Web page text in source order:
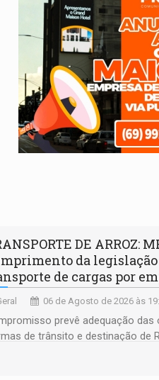
DE ARROZ:
da legislação
de cargas por
06 de Agosto de 2026 às
prevê adequação das
de trânsito e destinação de